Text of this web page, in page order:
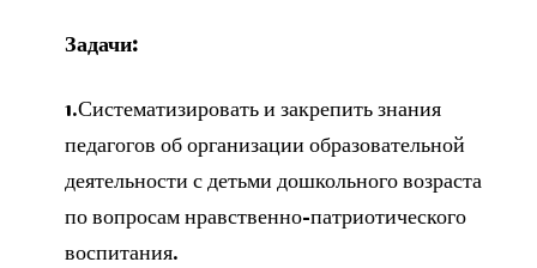
Задачи:
1.Систематизировать и закрепить знания
педагогов об организации образовательной
деятельности с детьми дошкольного возраста
по вопросам нравственно-патриотического
воспитания.